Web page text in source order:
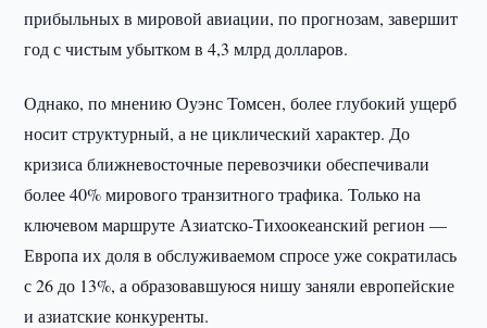
прибыльных в мировой авиации, по прогнозам, завершит
год с чистым убытком в 4,3 млрд долларов.
Однако, по мнению Оуэнс Томсен, более глубокий ущерб
носит структурный, а не циклический характер. До
кризиса ближневосточные перевозчики обеспечивали
более 40% мирового транзитного трафика. Только на
ключевом маршруте Азиатско-Тихоокеанский регион —
Европа их доля в обслуживаемом спросе уже сократилась
с 26 до 13%, а образовавшуюся нишу заняли европейские
и азиатские конкуренты.